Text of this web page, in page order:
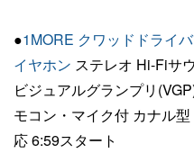
●1MORE クワッドドライ
イヤホン ステレオ Hi-Fiサ
ビジュアルグランプリ
モコン・マイク付 カナル
応 6:59スタート